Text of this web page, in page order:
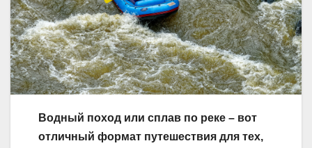
Водный поход или сплав по реке – вот
отличный формат путешествия для тех,